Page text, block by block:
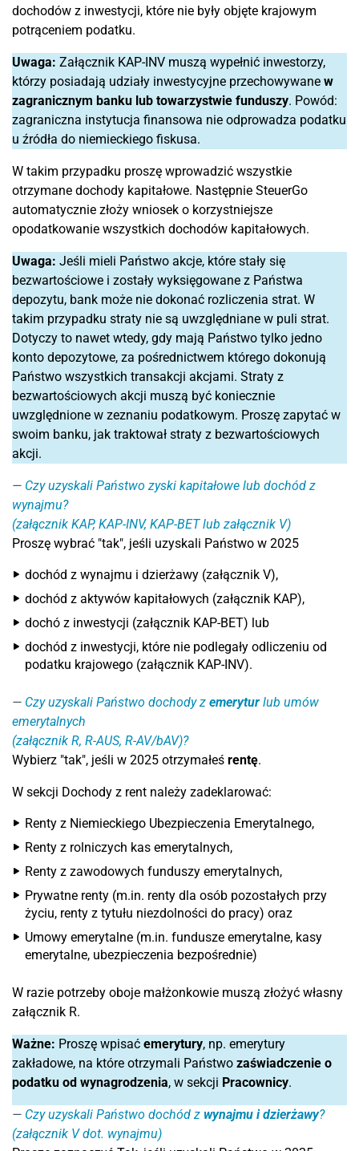
dochodów z inwestycji, które nie były objęte krajowym
potrąceniem podatku.
Uwaga: Załącznik KAP-INV muszą wypełnić inwestorzy,
którzy posiadają udziały inwestycyjne przechowywane w
zagranicznym banku lub towarzystwie funduszy. Powód:
zagraniczna instytucja finansowa nie odprowadza podatku
u źródła do niemieckiego fiskusa.
W takim przypadku proszę wprowadzić wszystkie
otrzymane dochody kapitałowe. Następnie SteuerGo
automatycznie złoży wniosek o korzystniejsze
opodatkowanie wszystkich dochodów kapitałowych.
Uwaga: Jeśli mieli Państwo akcje, które stały się
bezwartościowe i zostały wyksięgowane z Państwa
depozytu, bank może nie dokonać rozliczenia strat. W
takim przypadku straty nie są uwzględniane w puli strat.
Dotyczy to nawet wtedy, gdy mają Państwo tylko jedno
konto depozytowe, za pośrednictwem którego dokonują
Państwo wszystkich transakcji akcjami. Straty z
bezwartościowych akcji muszą być koniecznie
uwzględnione w zeznaniu podatkowym. Proszę zapytać w
swoim banku, jak traktował straty z bezwartościowych
akcji.
Czy uzyskali Państwo zyski kapitałowe lub dochód z
wynajmu?
(załącznik KAP, KAP-INV, KAP-BET lub załącznik V)
Proszę wybrać "tak", jeśli uzyskali Państwo w 2025
dochód z wynajmu i dzierżawy (załącznik V),
dochód z aktywów kapitałowych (załącznik KAP),
dochó z inwestycji (załącznik KAP-BET) lub
dochód z inwestycji, które nie podlegały odliczeniu od
podatku krajowego (załącznik KAP-INV).
Czy uzyskali Państwo dochody z emerytur lub umów
emerytalnych
(załącznik R, R-AUS, R-AV/bAV)?
Wybierz "tak", jeśli w 2025 otrzymałeś rentę.
W sekcji Dochody z rent należy zadeklarować:
Renty z Niemieckiego Ubezpieczenia Emerytalnego,
Renty z rolniczych kas emerytalnych,
Renty z zawodowych funduszy emerytalnych,
Prywatne renty (m.in. renty dla osób pozostałych przy
życiu, renty z tytułu niezdolności do pracy) oraz
Umowy emerytalne (m.in. fundusze emerytalne, kasy
emerytalne, ubezpieczenia bezpośrednie)
W razie potrzeby oboje małżonkowie muszą złożyć własny
załącznik R.
Ważne: Proszę wpisać emerytury, np. emerytury
zakładowe, na które otrzymali Państwo zaświadczenie o
podatku od wynagrodzenia, w sekcji Pracownicy.
Czy uzyskali Państwo dochód z wynajmu i dzierżawy?
(załącznik V dot. wynajmu)